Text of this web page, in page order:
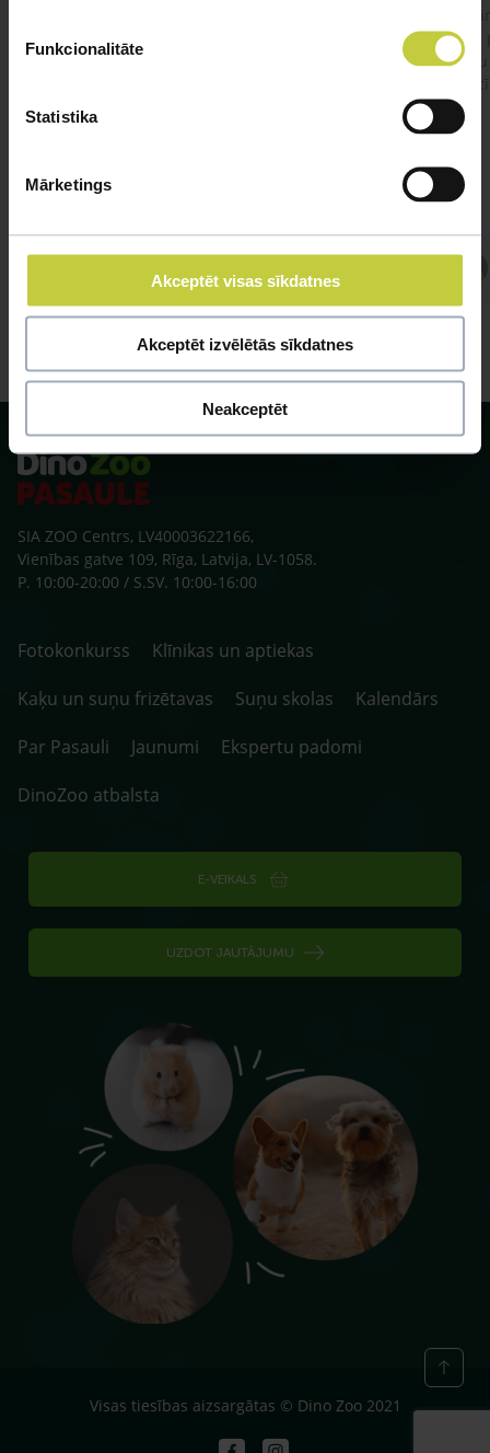
Funkcionalitāte
Statistika
Mārketings
Akceptēt visas sīkdatnes
Akceptēt izvēlētās sīkdatnes
Neakceptēt
#kakis
Atbild Veterinārārsts,
Veterinārārsts
viņš
būtu
SIA ZOO Centrs, LV40003622166,
Vienības gatve 109, Rīga, Latvija, LV-1058.
P. 10:00-20:00 / S.SV. 10:00-16:00
Fotokonkurss
Klīnikas un aptiekas
Kaķu un suņu frizētavas
Suņu skolas
Kalendārs
Par Pasauli
Jaunumi
Ekspertu padomi
DinoZoo atbalsta
E-VEIKALS
UZDOT JAUTĀJUMU
Visas tiesības aizsargātas © Dino Zoo 2021